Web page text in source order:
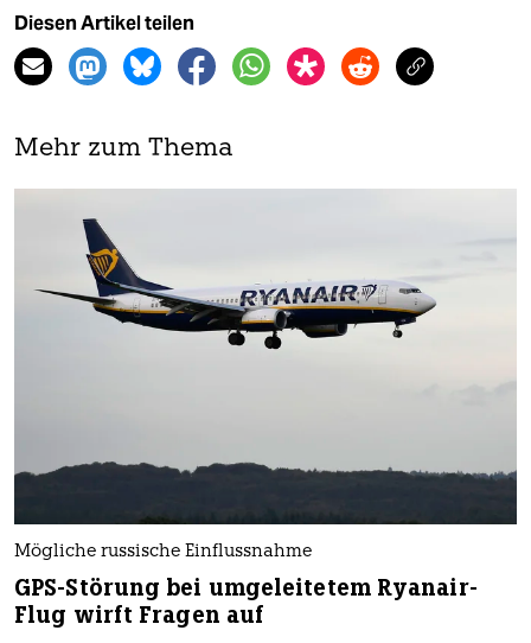
Diesen Artikel teilen
Mehr zum Thema
Mögliche russische Einflussnahme
GPS-Störung bei umgeleitetem Ryanair-
Flug wirft Fragen auf